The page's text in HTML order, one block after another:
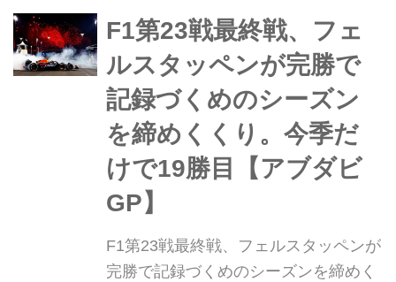
たる9メーカーによるタイトル争いは
大詰めを迎える。WEC第8戦バーレー
ン8時間の決勝...
F1第23戦最終戦、フェ
ルスタッペンが完勝で
記録づくめのシーズン
を締めくくり。今季だ
けで19勝目【アブダビ
GP】
F1第23戦最終戦、フェルスタッペンが
完勝で記録づくめのシーズンを締めく